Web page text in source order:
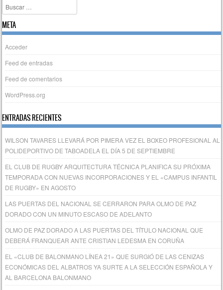
Buscar
META
Acceder
Feed de entradas
Feed de comentarios
WordPress.org
ENTRADAS RECIENTES
WILSON TAVARES LLEVARÁ POR PIMERA VEZ EL BOXEO PROFESIONAL AL
POLIDEPORTIVO DE TABOADELA EL DÍA 5 DE SEPTIEMBRE
EL CLUB DE RUGBY ARQUITECTURA TÉCNICA PLANIFICA SU PRÓXIMA
TEMPORADA CON NUEVAS INCORPORACIONES Y EL «CAMPUS INFANTIL
DE RUGBY» EN AGOSTO
LAS PUERTAS DEL NACIONAL SE CERRARON PARA OLMO DE PAZ
DORADO CON UN MINUTO ESCASO DE ADELANTO
OLMO DE PAZ DORADO A LAS PUERTAS DEL TÍTULO NACIONAL QUE
DEBERÁ FRANQUEAR ANTE CRISTIAN LEDESMA EN CORUÑA
EL «CLUB DE BALONMANO LÍNEA 21» QUE SURGIÓ DE LAS CENIZAS
ECONÓMICAS DEL ALBATROS YA SURTE A LA SELECCIÓN ESPAÑOLA Y
AL BARCELONA BALONMANO